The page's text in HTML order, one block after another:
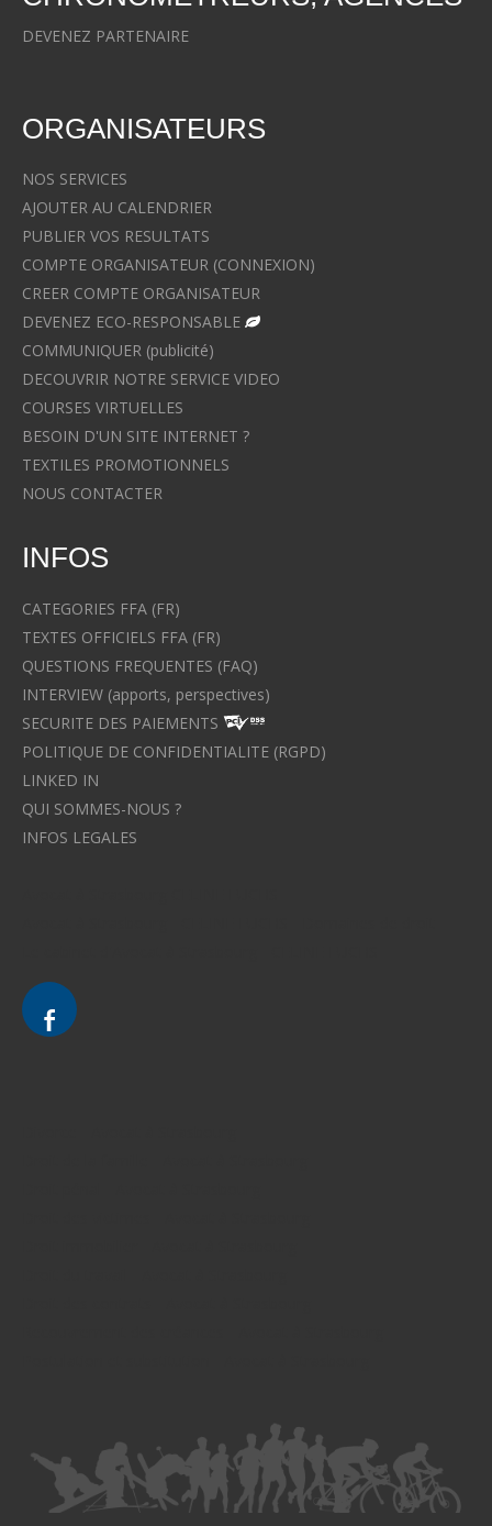
DEVENEZ PARTENAIRE
ORGANISATEURS
NOS SERVICES
AJOUTER AU CALENDRIER
PUBLIER VOS RESULTATS
COMPTE ORGANISATEUR (CONNEXION)
CREER COMPTE ORGANISATEUR
DEVENEZ ECO-RESPONSABLE
COMMUNIQUER (publicité)
DECOUVRIR NOTRE SERVICE VIDEO
COURSES VIRTUELLES
BESOIN D'UN SITE INTERNET ?
TEXTILES PROMOTIONNELS
NOUS CONTACTER
INFOS
CATEGORIES FFA (FR)
TEXTES OFFICIELS FFA (FR)
QUESTIONS FREQUENTES (FAQ)
INTERVIEW (apports, perspectives)
SECURITE DES PAIEMENTS
POLITIQUE DE CONFIDENTIALITE (RGPD)
LINKED IN
QUI SOMMES-NOUS ?
INFOS LEGALES